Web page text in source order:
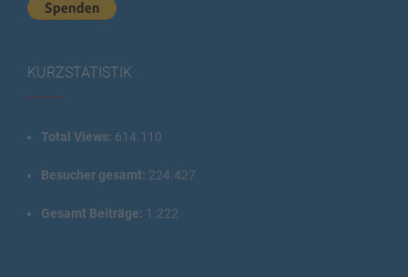
KURZSTATISTIK
Total Views: 614.110
Besucher gesamt: 224.427
Gesamt Beiträge: 1.222